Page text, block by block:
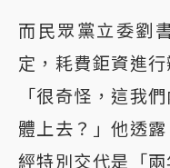
而民眾黨立委劉
定，耗費鉅資進
「很奇怪，這我
體上去？」他透
經特別交代是「